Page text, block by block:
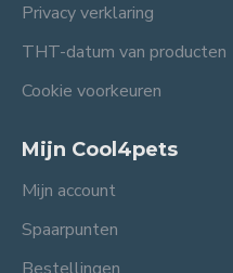
Privacy verklaring
THT-datum van producten
Cookie voorkeuren
Mijn Cool4pets
Mijn account
Spaarpunten